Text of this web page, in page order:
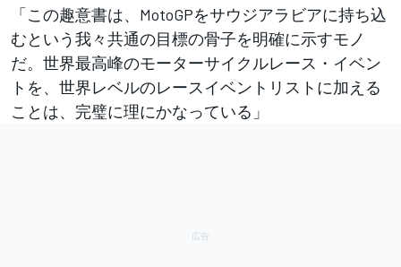
「この趣意書は、MotoGPをサウジアラビアに持ち込
むという我々共通の目標の骨子を明確に示すモノ
だ。世界最高峰のモーターサイクルレース・イベン
トを、世界レベルのレースイベントリストに加える
ことは、完璧に理にかなっている」